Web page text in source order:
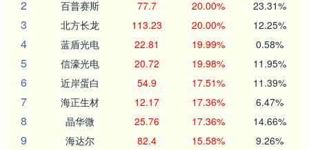
2 百普赛斯 77.7 20.00% 23.31%
3 北方长龙 113.23 20.00% 12.25%
4 蓝盾光电 22.81 19.99% 0.58%
5 信濠光电 20.72 19.98% 11.95%
6 近岸蛋白 54.9 17.51% 11.39%
7 海正生材 12.17 17.36% 6.47%
8 晶华微 25.76 17.36% 14.66%
9 海达尔 82.4 15.58% 9.26%